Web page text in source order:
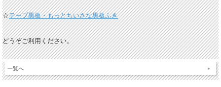
☆テープ黒板・もっとちいさな黒板ふき
どうぞご利用ください。
一覧へ